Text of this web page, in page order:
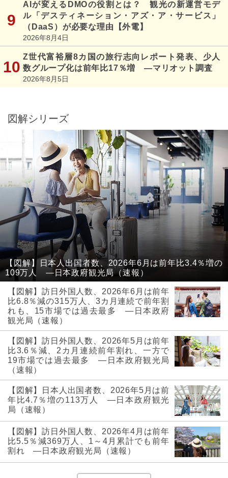
AIが変えるDMOの役割とは？ 観光の新運営モデ
ル「デスティネーション・アズ・ア・サービス」
（DaaS）が必要な理由【外電】
2026年8月4日
Z世代富裕層8カ国の旅行志向レポート発表、少人
数グループ化は前年比17％増 ―マリオット調査
2026年8月5日
図解シリーズ
【図解】日本人出国者数、2026年6月は前年比3.4％増の
109万人 ―日本政府観光局（速報）
【図解】訪日外国人数、2026年6月は前年
比6.8％減の315万人、3カ月連続で前年割
れも、15市場では過去最多 ―日本政府
観光局（速報）
【図解】訪日外国人数、2026年5月は前年
比3.6％減、2カ月連続前年割れ、一方で
19市場では過去最多 ―日本政府観光局
（速報）
【図解】日本人出国者数、2026年5月は前
年比4.7％増の113万人 ―日本政府観光
局（速報）
【図解】訪日外国人数、2026年4月は前年
比5.5％減369万人、1～4月累計でも前年
割れ ―日本政府観光局（速報）